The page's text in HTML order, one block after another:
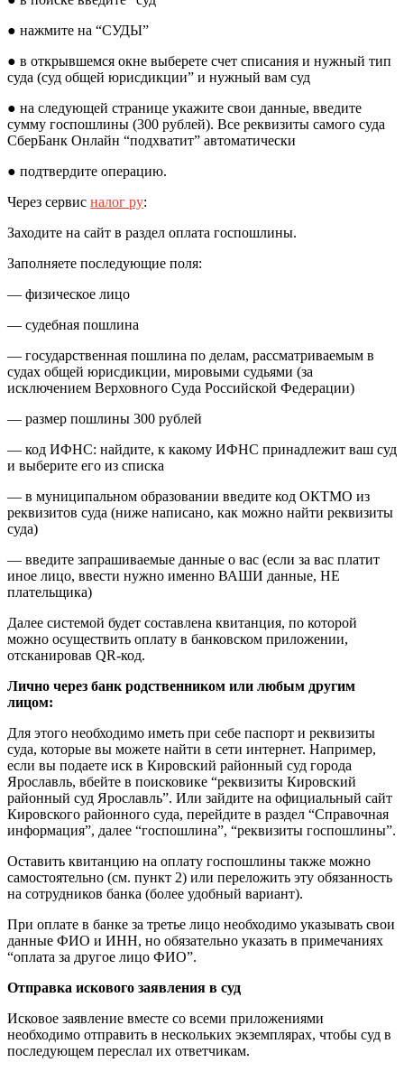
● нажмите на “СУДЫ”
● в открывшемся окне выберете счет списания и нужный тип
суда (суд общей юрисдикции” и нужный вам суд
● на следующей странице укажите свои данные, введите
сумму госпошлины (300 рублей). Все реквизиты самого суда
СберБанк Онлайн “подхватит” автоматически
● подтвердите операцию.
Через сервис налог ру:
Заходите на сайт в раздел оплата госпошлины.
Заполняете последующие поля:
— физическое лицо
— судебная пошлина
— государственная пошлина по делам, рассматриваемым в
судах общей юрисдикции, мировыми судьями (за
исключением Верховного Суда Российской Федерации)
— размер пошлины 300 рублей
— код ИФНС: найдите, к какому ИФНС принадлежит ваш суд
и выберите его из списка
— в муниципальном образовании введите код ОКТМО из
реквизитов суда (ниже написано, как можно найти реквизиты
суда)
— введите запрашиваемые данные о вас (если за вас платит
иное лицо, ввести нужно именно ВАШИ данные, НЕ
плательщика)
Далее системой будет составлена квитанция, по которой
можно осуществить оплату в банковском приложении,
отсканировав QR-код.
Лично через банк родственником или любым другим
лицом:
Для этого необходимо иметь при себе паспорт и реквизиты
суда, которые вы можете найти в сети интернет. Например,
если вы подаете иск в Кировский районный суд города
Ярославль, вбейте в поисковике “реквизиты Кировский
районный суд Ярославль”. Или зайдите на официальный сайт
Кировского районного суда, перейдите в раздел “Справочная
информация”, далее “госпошлина”, “реквизиты госпошлины”.
Оставить квитанцию на оплату госпошлины также можно
самостоятельно (см. пункт 2) или переложить эту обязанность
на сотрудников банка (более удобный вариант).
При оплате в банке за третье лицо необходимо указывать свои
данные ФИО и ИНН, но обязательно указать в примечаниях
“оплата за другое лицо ФИО”.
Отправка искового заявления в суд
Исковое заявление вместе со всеми приложениями
необходимо отправить в нескольких экземплярах, чтобы суд в
последующем переслал их ответчикам.